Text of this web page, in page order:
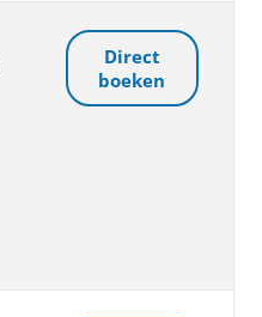
Direct
boeken